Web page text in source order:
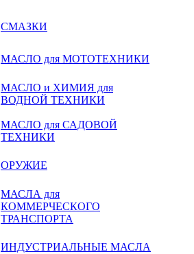
СМАЗКИ
МАСЛО для МОТОТЕХНИКИ
МАСЛО и ХИМИЯ для
ВОДНОЙ ТЕХНИКИ
МАСЛО для САДОВОЙ
ТЕХНИКИ
ОРУЖИЕ
МАСЛА для
КОММЕРЧЕСКОГО
ТРАНСПОРТА
ИНДУСТРИАЛЬНЫЕ МАСЛА